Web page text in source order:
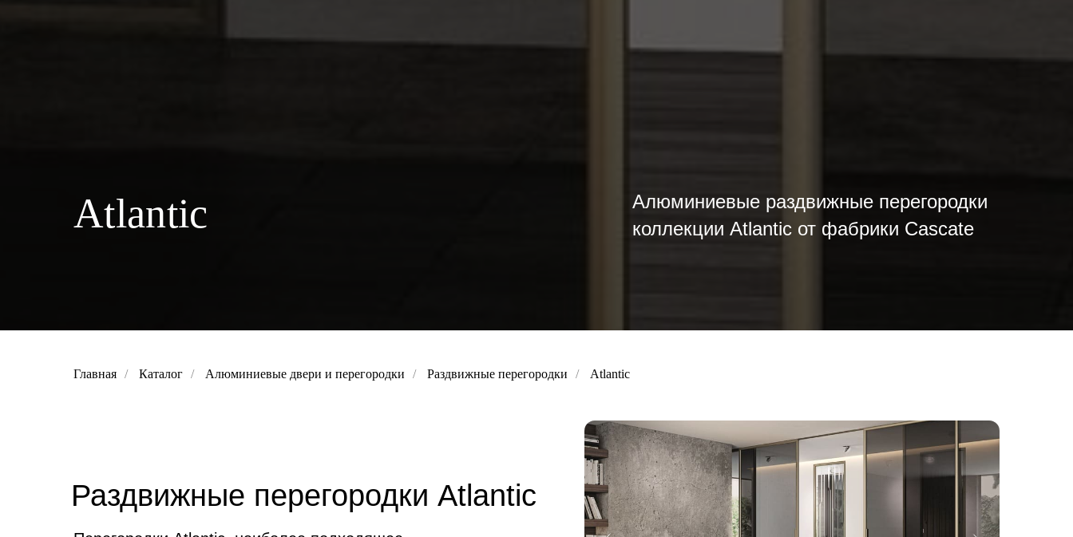
Atlantic
Алюминиевые раздвижные перегородки
коллекции Atlantic от фабрики Cascate
Главная / Каталог / Алюминиевые двери и перегородки / Раздвижные перегородки / Atlantic
Раздвижные перегородки Atlantic